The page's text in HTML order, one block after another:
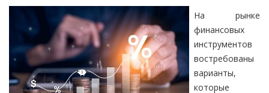
На рынке
финансовых
инструментов
востребованы
варианты,
которые